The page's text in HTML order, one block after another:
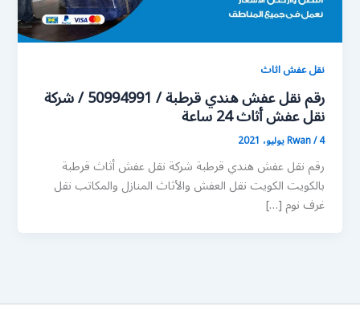
نقل عفش اثاث
رقم نقل عفش هندي قرطبة / 50994991 / شركة
نقل عفش أثاث 24 ساعة
Rwan/4 يوليو، 2021
رقم نقل عفش هندي قرطبة شركة نقل عفش أثاث قرطبة
بالكويت الكويت نقل العفش والأثاث المنازل والمكاتب نقل
غرف نوم […]